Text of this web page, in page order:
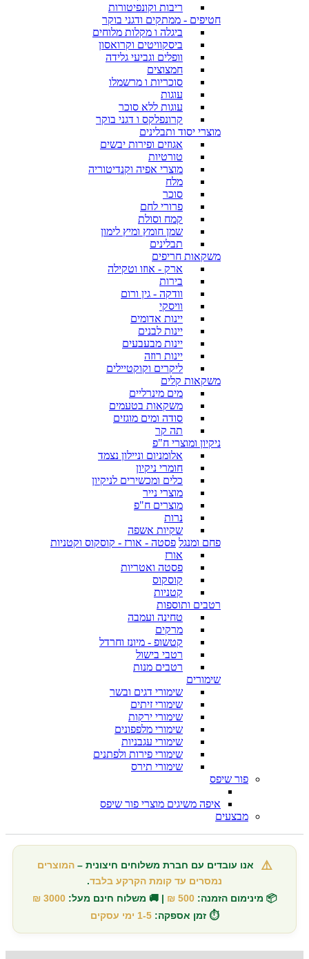
ריבות וקונפיטורות
חטיפים - ממתקים ודגני בוקר
ביגלה ו מקלות מלוחים
ביסקוויטים וקרואסון
וופלים וגביעי גלידה
חמצוצים
סוכריות ו מרשמלו
עוגות
עוגות ללא סוכר
קרונפלקס ו דגני בוקר
מוצרי יסוד ותבלינים
אגוזים ופירות יבשים
טורטיות
מוצרי אפיה וקנדיטוריה
מלח
סוכר
פרורי לחם
קמח וסולת
שמן חומץ ומיץ לימון
תבלינים
משקאות חריפים
ארק - אוזו וטקילה
בירות
וודקה - גין ורום
וויסקי
יינות אדומים
יינות לבנים
יינות מבעבעים
יינות רוזה
ליקרים וקוקטיילים
משקאות קלים
מים מינרליים
משקאות בטעמים
סודה ומים מוגזים
תה קר
ניקיון ומוצרי ח"פ
אלומניום וניילון נצמד
חומרי ניקיון
כלים ומכשירים לניקיון
מוצרי נייר
מוצרים ח"פ
נרות
שקיות אשפה
פחם ומנגל פסטה - אורז - קוסקוס וקטניות
אורז
פסטה ואטריות
קוסקוס
קטניות
רטבים ותוספות
טחינה ועמבה
מרקים
קטשופ - מיונז וחרדל
רטבי בישול
רטבים מנות
שימורים
שימורי דגים ובשר
שימורי זיתים
שימורי ירקות
שימורי מלפפונים
שימורי עגבניות
שימורי פירות ולפתנים
שימורי תירס
פור שיפס
איפה משיגים מוצרי פור שיפס
מבצעים
⚠️ אנו עובדים עם חברת משלוחים חיצונית –המוצרים
נמסרים עד קומת הקרקע בלבד.
📦 מינימום הזמנה: 500 ₪ | 🚚 משלוח חינם מעל: 3000 ₪
⏱️ זמן אספקה: 1-5 ימי עסקים